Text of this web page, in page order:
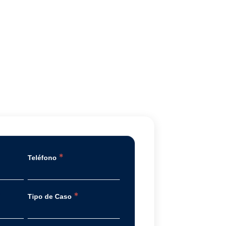
Teléfono *
Tipo de Caso *